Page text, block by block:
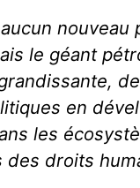
nouveau
le géant
en
les
des droits